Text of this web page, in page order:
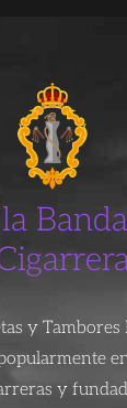
y Tambores
y